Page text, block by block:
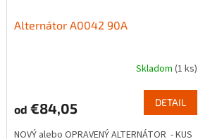
Alternátor A0042 90A
Skladom (1 ks)
od €84,05 DETAIL
NOVÝ alebo OPRAVENÝ ALTERNÁTOR - KUS